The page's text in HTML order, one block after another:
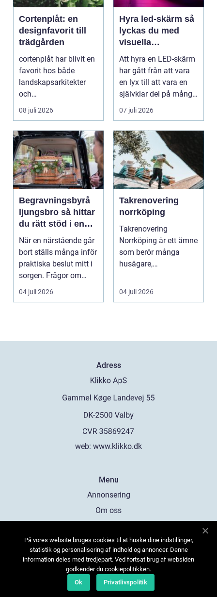
Cortenplåt: en
designfavorit till
trädgården
cortenplåt har blivit en
favorit hos både
landskapsarkitekter
och
trädgårdsentusiaster.
Det är ett m...
08 juli 2026
Hyra led-skärm så
lyckas du med
visuella
upplevelser på
event
Att hyra en LED-skärm
har gått från att vara
en lyx till att vara en
självklar del på många
event, m...
07 juli 2026
Begravningsbyrå
ljungsbro så hittar
du rätt stöd i en
svår tid
När en närstående går
bort ställs många inför
praktiska beslut mitt i
sorgen. Frågor om
ceremoni, ju...
04 juli 2026
Takrenovering
norrköping
Takrenovering
Norrköping är ett ämne
som berör många
husägare,
och fastighets...
04 juli 2026
Adress
web: www.klikko.dk
Menu
Annonsering
Om oss
Kontakta oss
Sitemap
På vores website bruges cookies til at huske dine indstillinger,
statistik og personalisering af indhold og annoncer. Denne
information deles med tredjepart. Ved fortsat brug af websiden
godkender du cookiepolitikken.
Ok
Privatlivspolitik